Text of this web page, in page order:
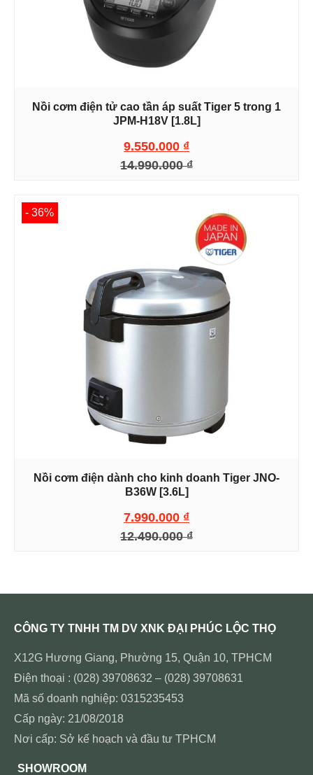
Nồi cơm điện tử cao tần áp suất Tiger 5 trong 1
JPM-H18V [1.8L]
14.990.000₫
9.550.000 ₫
- 36%
Nồi cơm điện dành cho kinh doanh Tiger JNO-
B36W [3.6L]
12.490.000₫
7.990.000 ₫
CÔNG TY TNHH TM DV XNK ĐẠI PHÚC LỘC THỌ
X12G Hương Giang, Phường 15, Quận 10, TPHCM
Điện thoại : (028) 39708632 – (028) 39708631
Mã số doanh nghiệp: 0315235453
Cấp ngày: 21/08/2018
Nơi cấp: Sở kế hoạch và đầu tư TPHCM
SHOWROOM